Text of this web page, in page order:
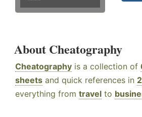
About Cheatography
Cheatography is a collection of
sheets and quick references in
everything from travel to